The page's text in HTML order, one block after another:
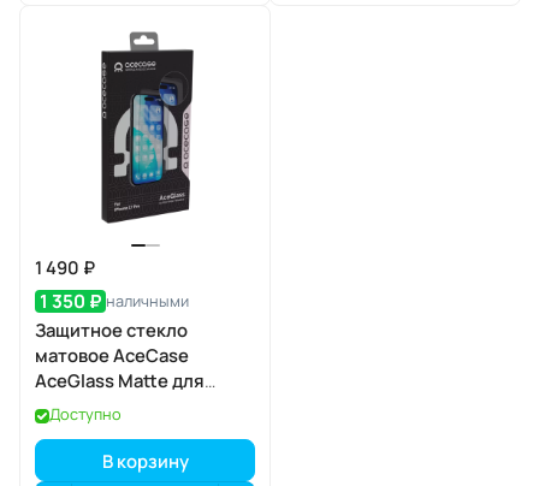
1 490 ₽
1 350 ₽ наличными
Защитное стекло
матовое AceCase
AceGlass Matte для
Apple iPhone 17 Pro
Доступно
В корзину